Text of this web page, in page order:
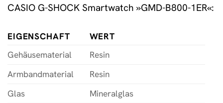
CASIO G-SHOCK Smartwatch »GMD-B800-1ER«:
EIGENSCHAFT
WERT
Gehäusematerial
Resin
Armbandmaterial
Resin
Glas
Mineralglas